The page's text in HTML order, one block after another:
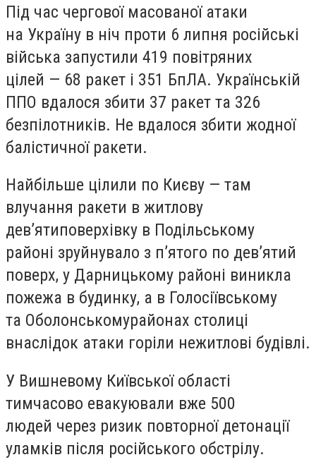
Під час чергової масованої атаки
на Україну в ніч проти 6 липня російські
війська запустили 419 повітряних
цілей — 68 ракет і 351 БпЛА. Українській
ППО вдалося збити 37 ракет та 326
безпілотників. Не вдалося збити жодної
балістичної ракети.
Найбільше цілили по Києву — там
влучання ракети в житлову
девʼятиповерхівку в Подільському
районі зруйнувало з п’ятого по дев’ятий
поверх, у Дарницькому районі виникла
пожежа в будинку, а в Голосіївському
та Оболонськомурайонах столиці
внаслідок атаки горіли нежитлові будівлі.
У Вишневому Київської області
тимчасово евакуювали вже 500
людей через ризик повторної детонації
уламків після російського обстрілу.